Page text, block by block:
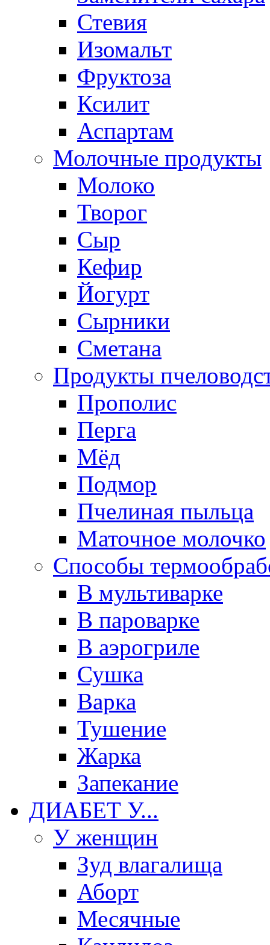
Стевия
Изомальт
Фруктоза
Ксилит
Аспартам
Молочные продукты
Молоко
Творог
Сыр
Кефир
Йогурт
Сырники
Сметана
Продукты
Прополис
Перга
Мёд
Подмор
Пчелиная пыльца
Маточное молочко
Способы
В мультиварке
В пароварке
В аэрогриле
Сушка
Варка
Тушение
Жарка
Запекание
ДИАБЕТ У...
У женщин
Зуд влагалища
Аборт
Месячные